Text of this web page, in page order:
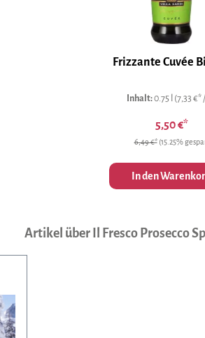
Frizzante Cuvée
Inhalt:0.75 l (7,33 €*
5,50 €*
6,49 €* (15.25%
In den
Artikel über Il Fresco Prosecco